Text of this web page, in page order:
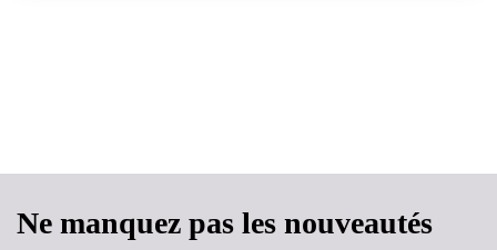
Ne manquez pas les nouveautés